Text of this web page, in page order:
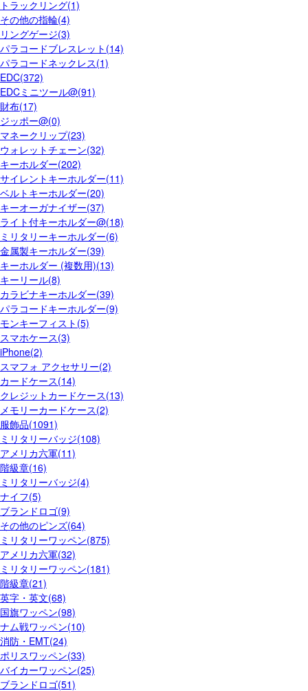
トラックリング(1)
その他の指輪(4)
リングゲージ(3)
パラコードブレスレット(14)
パラコードネックレス(1)
EDC(372)
EDCミニツール@(91)
財布(17)
ジッポー@(0)
マネークリップ(23)
ウォレットチェーン(32)
キーホルダー(202)
サイレントキーホルダー(11)
ベルトキーホルダー(20)
キーオーガナイザー(37)
ライト付キーホルダー@(18)
ミリタリーキーホルダー(6)
金属製キーホルダー(39)
キーホルダー (複数用)(13)
キーリール(8)
カラビナキーホルダー(39)
パラコードキーホルダー(9)
モンキーフィスト(5)
スマホケース(3)
iPhone(2)
スマフォ アクセサリー(2)
カードケース(14)
クレジットカードケース(13)
メモリーカードケース(2)
服飾品(1091)
ミリタリーバッジ(108)
アメリカ六軍(11)
階級章(16)
ミリタリーバッジ(4)
ナイフ(5)
ブランドロゴ(9)
その他のピンズ(64)
ミリタリーワッペン(875)
アメリカ六軍(32)
ミリタリーワッペン(181)
階級章(21)
英字・英文(68)
国旗ワッペン(98)
ナム戦ワッペン(10)
消防・EMT(24)
ポリスワッペン(33)
バイカーワッペン(25)
ブランドロゴ(51)